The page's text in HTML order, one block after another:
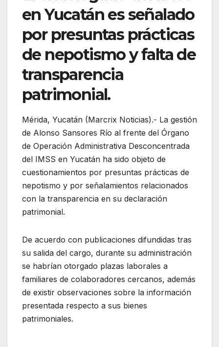
en Yucatán es señalado
por presuntas prácticas
de nepotismo y falta de
transparencia
patrimonial.
Mérida, Yucatán (Marcrix Noticias).- La gestión
de Alonso Sansores Río al frente del Órgano
de Operación Administrativa Desconcentrada
del IMSS en Yucatán ha sido objeto de
cuestionamientos por presuntas prácticas de
nepotismo y por señalamientos relacionados
con la transparencia en su declaración
patrimonial.
De acuerdo con publicaciones difundidas tras
su salida del cargo, durante su administración
se habrían otorgado plazas laborales a
familiares de colaboradores cercanos, además
de existir observaciones sobre la información
presentada respecto a sus bienes
patrimoniales.